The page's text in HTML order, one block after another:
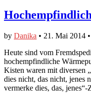
by Danika • 21. Mai 2014 •
Heute sind vom
hochempfindliche
Kisten waren mit diversen
dies nicht, das nicht, jenes
vermerke dies, das,